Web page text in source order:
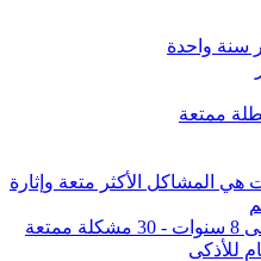
سنة واحدة
ممتعة
بعمر 5 سنوات هي المشاكل الأكثر متعة وإثارة
للأذكى